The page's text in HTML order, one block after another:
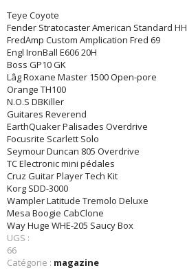
Teye Coyote
Fender Stratocaster American Standard HH
FredAmp Custom Amplication Fred 69
Engl IronBall E606 20H
Boss GP10 GK
Lâg Roxane Master 1500 Open-pore
Orange TH100
N.O.S DBKiller
Guitares Reverend
EarthQuaker Palisades Overdrive
Focusrite Scarlett Solo
Seymour Duncan 805 Overdrive
TC Electronic mini pédales
Cruz Guitar Player Tech Kit
Korg SDD-3000
Wampler Latitude Tremolo Deluxe
Mesa Boogie CabClone
Way Huge WHE-205 Saucy Box
UGS :
66
Catégorie : magazine